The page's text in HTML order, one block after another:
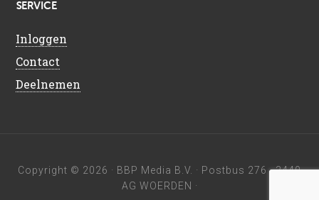
SERVICE
Inloggen
Contact
Deelnemen
Copyright © 2026 · BBP Media B.V. · Postbus 276 · 3440
AG WOERDEN ·